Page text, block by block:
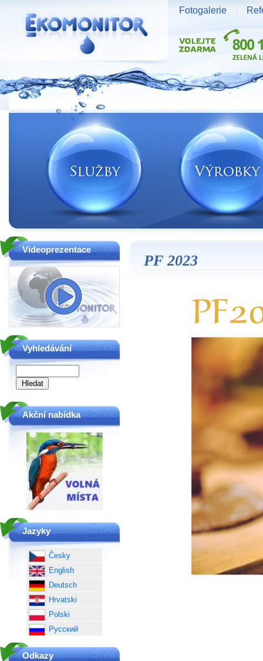
PF 2023
Videoprezentace
Vyhledávání
Akční nabídka
Jazyky
Česky
English
Deutsch
Hrvatski
Polski
Русский
Odkazy
Vodní zdroje Ekomonitor spol. s r.o.
Fotogalerie